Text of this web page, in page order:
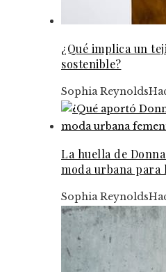
¿Qué implica un
sostenible?
Sophia Reynolds
La huella de
moda urbana para
Sophia Reynolds